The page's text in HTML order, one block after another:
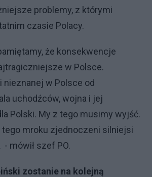
problemy, z którymi
czasie Polacy.
że konsekwencje
w Polsce.
nieznanej w Polsce od
uchodźców, wojna i jej
Polski. My z tego musimy wyjść.
mroku zjednoczeni silniejsi
mówił szef PO.
zostanie na kolejną